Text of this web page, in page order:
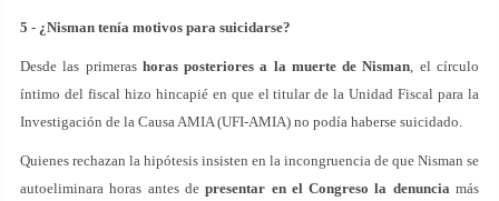
5 - ¿Nisman tenía motivos para suicidarse?
Desde las primeras horas posteriores a la muerte de Nisman, el círculo
íntimo del fiscal hizo hincapié en que el titular de la Unidad Fiscal para la
Investigación de la Causa AMIA (UFI-AMIA) no podía haberse suicidado.
Quienes rechazan la hipótesis insisten en la incongruencia de que Nisman se
autoeliminara horas antes depresentar en el Congreso la denunciamás